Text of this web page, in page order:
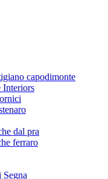
capodimonte
Interiors
dal pra
ferraro